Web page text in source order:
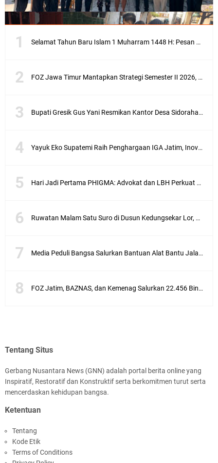
Selamat Tahun Baru Islam 1 Muharram 1448 H: Pesan Hijrah Drs. H. Husnul Aqib, M.M. untuk Negeri
FOZ Jawa Timur Mantapkan Strategi Semester II 2026, Fokus pada Penguatan SDM Amil dan Kolaborasi BerdampakNarasi
Bupati Gresik Gus Yani Resmikan Kantor Desa Sidoraharjo: Simbol Komitmen Pelayanan Publik dan Kepedulian Sosial
Yayuk Eko Supatemi Raih Penghargaan IGA Jatim, Inovasi Wayang Kulit untuk Anak Berkebutuhan Khusus
Hari Jadi Pertama PHIGMA: Advokat dan LBH Perkuat Soliditas di Jakarta
Ruwatan Malam Satu Suro di Dusun Kedungsekar Lor, Tradisi Luhur yang Terus Istiqomah
Media Peduli Bangsa Salurkan Bantuan Alat Bantu Jalan untuk Lansia
FOZ Jatim, BAZNAS, dan Kemenag Salurkan 22.456 Bingkisan Lebaran Yatim Serentak di Berbagai Daerah di Jawa Timur
Tentang Situs
Gerbang Nusantara News (GNN) adalah portal berita online yang
Inspiratif, Restoratif dan Konstruktif serta berkomitmen turut serta
mencerdaskan kehidupan bangsa.
Ketentuan
Tentang
Kode Etik
Terms of Conditions